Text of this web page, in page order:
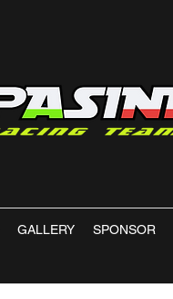
GALLERY SPONSOR